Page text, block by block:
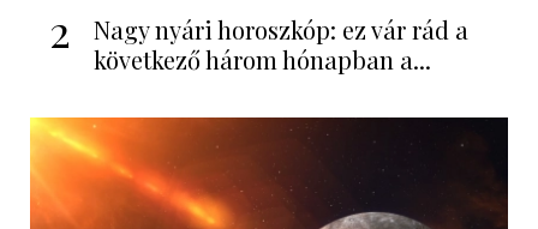
2
Nagy nyári horoszkóp: ez vár rád a
következő három hónapban a...